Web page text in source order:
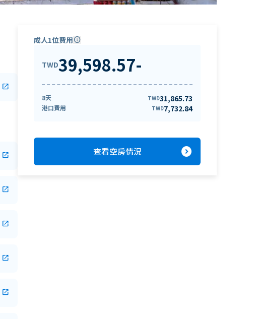
open_in_new
open_in_new
open_in_new
open_in_new
open_in_new
open_in_new
成人1位費用info
TWD39,598.57-
8天 TWD31,865.73
港口費用 TWD7,732.84
查看空房情況 expand_circle_right